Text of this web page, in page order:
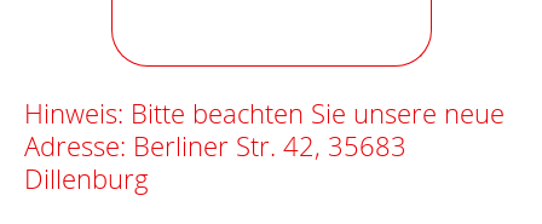
Hinweis: Bitte beachten Sie unsere neue
Adresse: Berliner Str. 42, 35683
Dillenburg